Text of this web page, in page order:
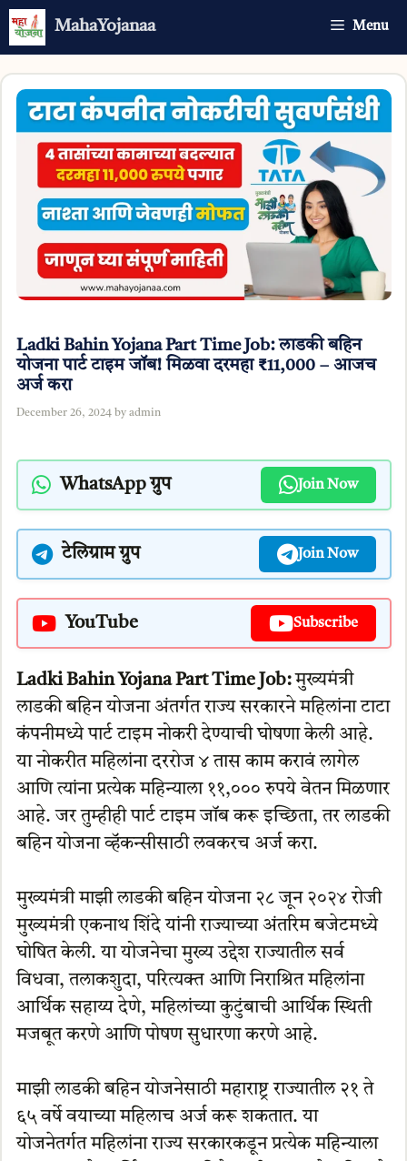
Skip
MahaYojanaa Menu
Ladki Bahin Yojana Part Time Job: लाडकी बहिन
योजना पार्ट टाइम जॉब! मिळवा दरमहा ₹11,000 – आजच
अर्ज करा
December 26, 2024 by admin
WhatsApp ग्रुप Join Now
टेलिग्राम ग्रुप Join Now
YouTube Subscribe
Ladki Bahin Yojana Part Time Job:मुख्यमंत्री
लाडकी बहिन योजना अंतर्गत राज्य सरकारने महिलांना टाटा
कंपनीमध्ये पार्ट टाइम नोकरी देण्याची घोषणा केली आहे.
या नोकरीत महिलांना दररोज ४ तास काम करावं लागेल
आणि त्यांना प्रत्येक महिन्याला ११,००० रुपये वेतन मिळणार
आहे. जर तुम्हीही पार्ट टाइम जॉब करू इच्छिता, तर लाडकी
बहिन योजना व्हॅकन्सीसाठी लवकरच अर्ज करा.
मुख्यमंत्री माझी लाडकी बहिन योजना २८ जून २०२४ रोजी
मुख्यमंत्री एकनाथ शिंदे यांनी राज्याच्या अंतरिम बजेटमध्ये
घोषित केली. या योजनेचा मुख्य उद्देश राज्यातील सर्व
विधवा, तलाकशुदा, परित्यक्त आणि निराश्रित महिलांना
आर्थिक सहाय्य देणे, महिलांच्या कुटुंबाची आर्थिक स्थिती
मजबूत करणे आणि पोषण सुधारणा करणे आहे.
माझी लाडकी बहिन योजनेसाठी महाराष्ट्र राज्यातील २१ ते
६५ वर्षे वयाच्या महिलाच अर्ज करू शकतात. या
योजनेतर्गत महिलांना राज्य सरकारकडून प्रत्येक महिन्याला